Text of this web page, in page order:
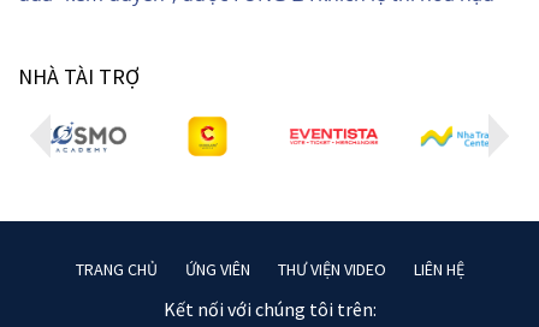
NHÀ TÀI TRỢ
TRANG CHỦ ỨNG VIÊN THƯ VIỆN VIDEO LIÊN HỆ
Kết nối với chúng tôi trên: